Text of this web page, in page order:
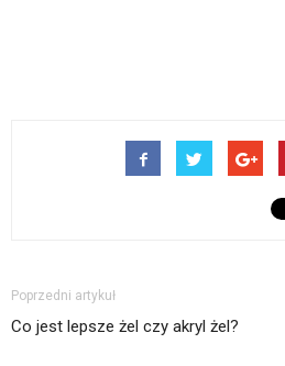
Poprzedni artykuł
Co jest lepsze żel czy akryl żel?